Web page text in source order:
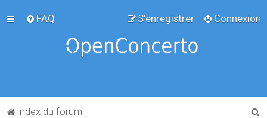
FAQ Connexion
S’enregistrer
Index du forum